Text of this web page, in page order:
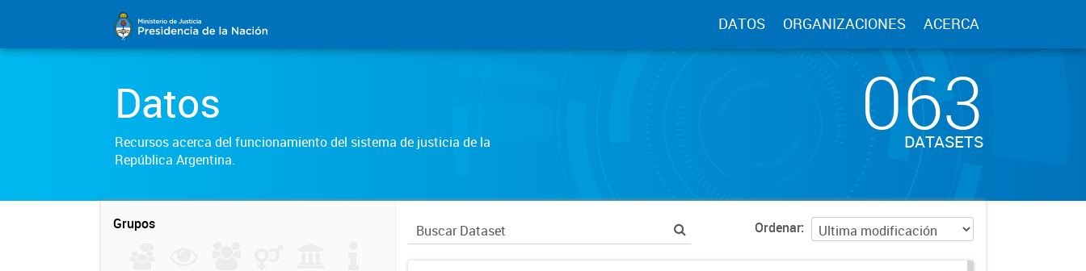
DATOS ORGANIZACIONES ACERCA
Datos
Recursos acerca del funcionamiento del sistema de justicia de la
República Argentina.
063
DATASETS
Grupos Ordenar